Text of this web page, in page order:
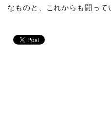
なものと、これからも闘って